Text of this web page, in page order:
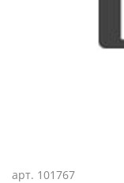
арт. 101767